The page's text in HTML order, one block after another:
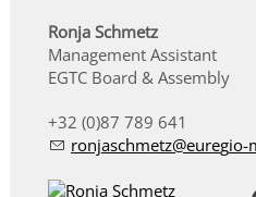
Ronja Schmetz
Management Assistant
EGTC Board & Assembly
+32 (0)87 789 641
r nj schm tz r g -